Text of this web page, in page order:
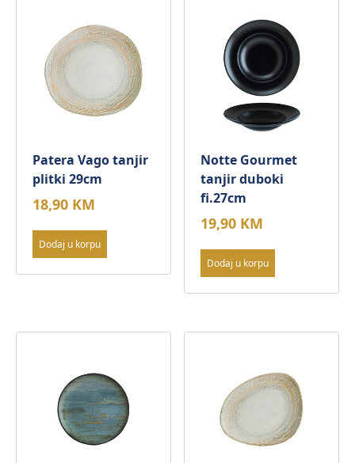
Patera Vago tanjir
plitki 29cm
18,90 KM
Dodaj u korpu
Notte Gourmet
tanjir duboki
fi.27cm
19,90 KM
Dodaj u korpu